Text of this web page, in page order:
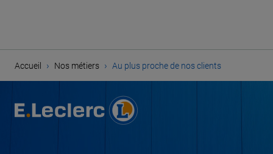
Accueil › Nos métiers › Au plus proche de nos clients